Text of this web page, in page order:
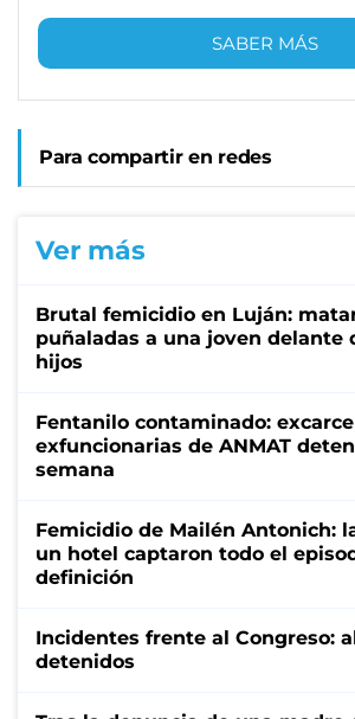
SABER MÁS
Para compartir en redes
Ver más
Brutal femicidio en Luján:
puñaladas a una joven delante
hijos
Fentanilo contaminado:
exfuncionarias de ANMAT
semana
Femicidio de Mailén Antonich:
un hotel captaron todo el
definición
Incidentes frente al Congreso:
detenidos